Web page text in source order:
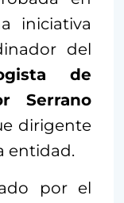
iniciativa
del
de
Serrano
dirigente
entidad.
por el